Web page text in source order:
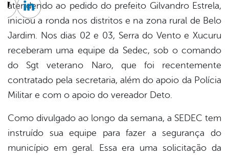
atendendo ao pedido do prefeito Gilvandro Estrela,
iniciou a ronda nos distritos e na zona rural de Belo
Jardim. Nos dias 02 e 03, Serra do Vento e Xucuru
receberam uma equipe da Sedec, sob o comando
do Sgt veterano Naro, que foi recentemente
contratado pela secretaria, além do apoio da Polícia
Militar e com o apoio do vereador Deto.
Como divulgado ao longo da semana, a SEDEC tem
instruído sua equipe para fazer a segurança do
município em geral. Essa era uma solicitação da
Twitter
Linkedin